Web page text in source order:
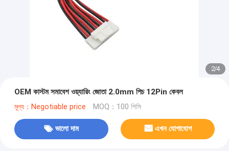
2/4
OEM কাস্টম সমাবেশ ওয়্যারিং জোতা 2.0mm পিচ 12Pin কেবল
মূল্য：Negotiable price MOQ：100 পিসি
ভালো দাম এখন যোগাযোগ